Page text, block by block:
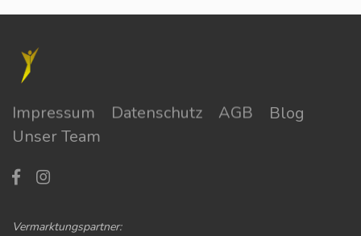
Impressum Datenschutz AGB
Blog
Unser Team
Vermarktungspartner: